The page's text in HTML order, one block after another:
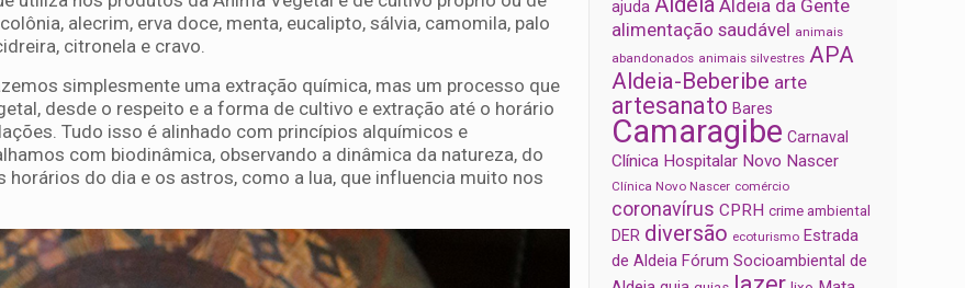
alecrim, erva doce, menta, eucalipto, sálvia, camomila, palo
citronela e cravo.
simplesmente uma extração química, mas um processo que
desde o respeito e a forma de cultivo e extração até o horário
Tudo isso é alinhado com princípios alquímicos e
com biodinâmica, observando a dinâmica da natureza, do
horários do dia e os astros, como a lua, que influencia muito nos
ajuda
Aldeia da Gente
alimentação saudável animais
abandonados animais silvestres APA
Aldeia-Beberibe arte
artesanato Bares
Camaragibe Carnaval
Clínica Hospitalar Novo Nascer
Clínica Novo Nascer comércio
coronavírus CPRH crime ambiental
DER diversão ecoturismo Estrada
de Aldeia Fórum Socioambiental de